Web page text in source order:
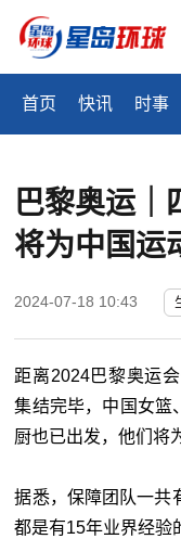
首页 快讯 时事
巴黎奥运｜
将为中国运
2024-07-18 10:43
距离2024巴黎奥运
集结完毕，中国女篮
厨也已出发，他们将
据悉，保障团队一共
都是有15年业界经验